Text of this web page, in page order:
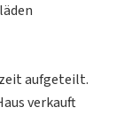
aufgeteilt.
verkauft